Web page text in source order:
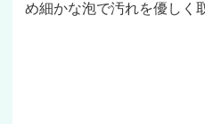
め細かな泡で汚れを優しく